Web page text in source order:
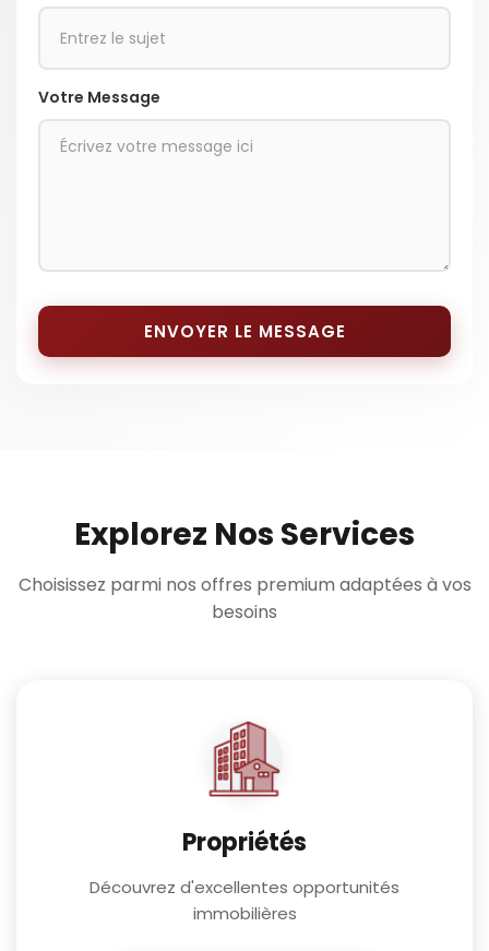
Votre Message
ENVOYER LE MESSAGE
Explorez Nos Services
Choisissez parmi nos offres premium adaptées à vos
besoins
Propriétés
Découvrez d'excellentes opportunités
immobilières